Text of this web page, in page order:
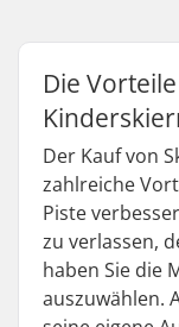
Die
Der Kauf von
zahlreiche
Piste
zu verlassen,
haben Sie die
auszuwählen.